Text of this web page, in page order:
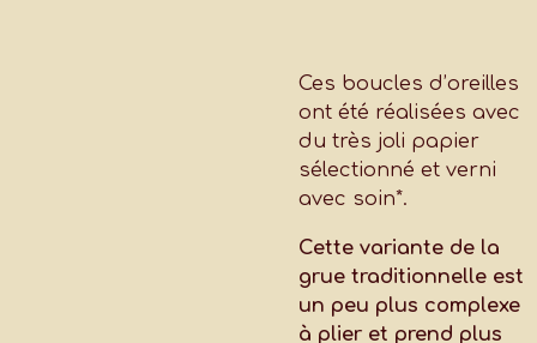
Ces boucles d’oreilles
ont été réalisées avec
du très joli papier
sélectionné et verni
avec soin*.
Cette variante de la
grue traditionnelle est
un peu plus complexe
à plier et prend plus